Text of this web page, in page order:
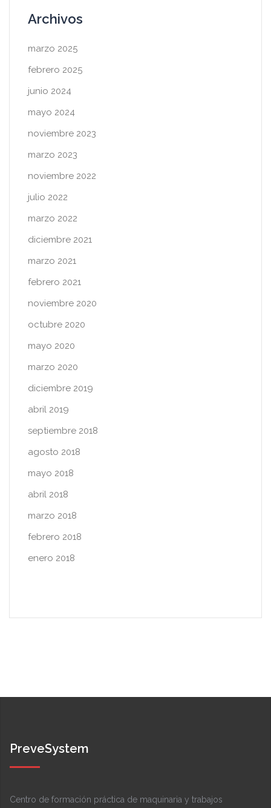
Archivos
marzo 2025
febrero 2025
junio 2024
mayo 2024
noviembre 2023
marzo 2023
noviembre 2022
julio 2022
marzo 2022
diciembre 2021
marzo 2021
febrero 2021
noviembre 2020
octubre 2020
mayo 2020
marzo 2020
diciembre 2019
abril 2019
septiembre 2018
agosto 2018
mayo 2018
abril 2018
marzo 2018
febrero 2018
enero 2018
PreveSystem
Centro de formación práctica de maquinaria y trabajos